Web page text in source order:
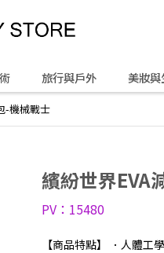
旅行與戶外 美妝與
-機械戰士
繽紛世界EVA
PV：15480
【商品特點】 ．人體